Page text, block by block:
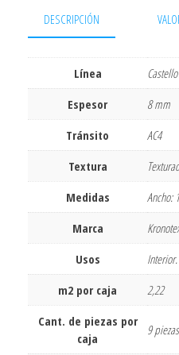
DESCRIPCIÓN
Línea
Castello
Espesor
8 mm
Tránsito
AC4
Textura
Medidas
Ancho:
Marca
Usos
m2 por caja
2,22
Cant. de piezas por
caja
9 piezas